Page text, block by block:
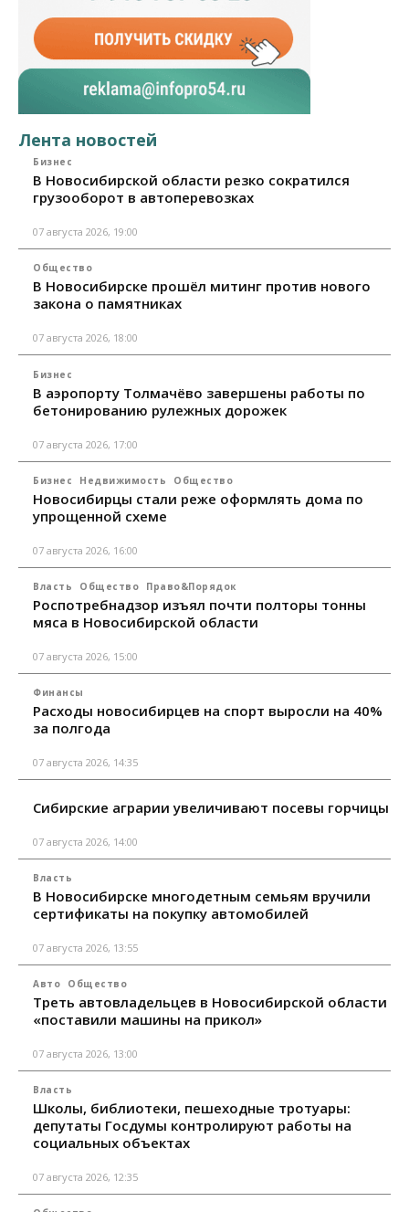
Лента новостей
Бизнес
В Новосибирской области резко сократился
грузооборот в автоперевозках
07 августа 2026, 19:00
Общество
В Новосибирске прошёл митинг против нового
закона о памятниках
07 августа 2026, 18:00
Бизнес
В аэропорту Толмачёво завершены работы по
бетонированию рулежных дорожек
07 августа 2026, 17:00
Бизнес Недвижимость Общество
Новосибирцы стали реже оформлять дома по
упрощенной схеме
07 августа 2026, 16:00
Власть Общество Право&Порядок
Роспотребнадзор изъял почти полторы тонны
мяса в Новосибирской области
07 августа 2026, 15:00
Финансы
Расходы новосибирцев на спорт выросли на 40%
за полгода
07 августа 2026, 14:35
Сибирские аграрии увеличивают посевы горчицы
07 августа 2026, 14:00
Власть
В Новосибирске многодетным семьям вручили
сертификаты на покупку автомобилей
07 августа 2026, 13:55
Авто Общество
Треть автовладельцев в Новосибирской области
«поставили машины на прикол»
07 августа 2026, 13:00
Власть
Школы, библиотеки, пешеходные тротуары:
депутаты Госдумы контролируют работы на
социальных объектах
07 августа 2026, 12:35